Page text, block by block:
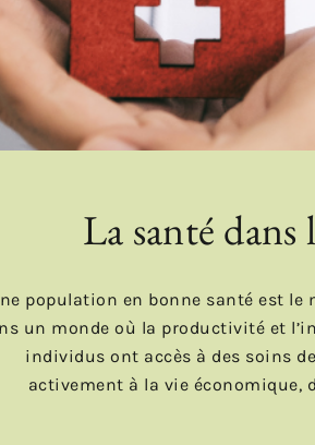
La santé
population en bonne santé est le
un monde où la productivité et
individus ont accès à des soins
activement à la vie économique,